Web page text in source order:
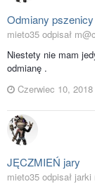
Odmiany
mieto35 odpisał
Niestety nie mam
odmianę .
Czerwiec 10, 2018
JĘCZMIEŃ jary
mieto35 odpisał